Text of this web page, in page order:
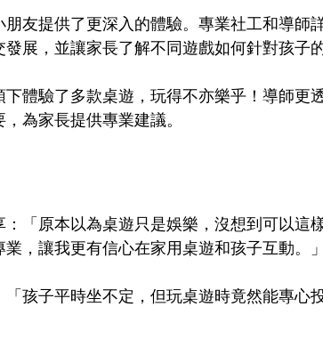
友提供了更深入的體驗。專業社工和導師
展，並讓家長了解不同遊戲如何針對孩子
體驗了多款桌遊，玩得不亦樂乎！導師更
為家長提供專業建議。
「原本以為桌遊只是娛樂，沒想到可以這
，讓我更有信心在家用桌遊和孩子互動。」
孩子平時坐不定，但玩桌遊時竟然能專心